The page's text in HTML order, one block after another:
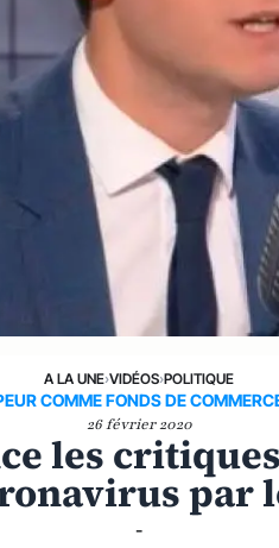
A LA UNE›VIDÉOS›POLITIQUE
COMME FONDS DE
26 février 2020
les
par
-